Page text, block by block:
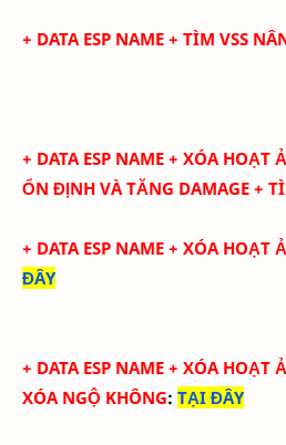
+ DATA ESP NAME + TÌM VSS
+ DATA ESP NAME + XÓA HOẠT
ỔN ĐỊNH VÀ TĂNG DAMAGE +
+ DATA ESP NAME + XÓA HOẠT
ĐÂY
+ DATA ESP NAME + XÓA HOẠT
XÓA NGỘ KHÔNG: TẠI ĐÂY